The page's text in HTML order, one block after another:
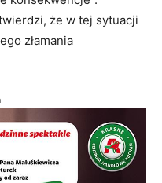
że w tej sytuacji
złamania